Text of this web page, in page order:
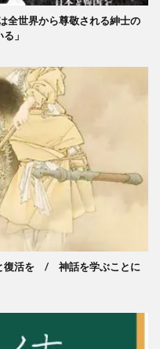
全世界から尊敬される紳士の
」
復活を / 神話を学ぶことに